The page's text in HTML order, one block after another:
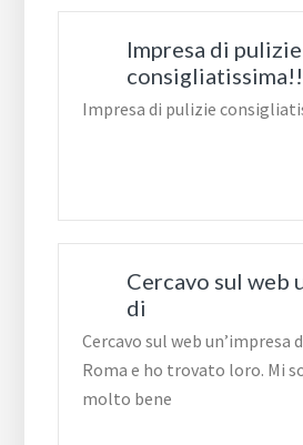
Impresa di pulizie
Impresa di pulizie
Cercavo sul web
di
Cercavo sul web un’impresa
Roma e ho trovato loro. Mi
molto bene